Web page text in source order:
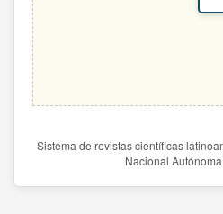
Sistema de revistas científicas
Nacional